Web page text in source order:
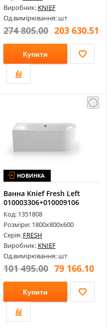
Виробник: KNIEF
Од.вимірювання: шт
274 805.00 203 630.51
Купити
НОВИНКА
Ванна Knief Fresh Left
010003306+010009106
1800х800х...
Код: 1351808
Розміри: 1800х800х600
Серія: FRESH
Виробник: KNIEF
Од.вимірювання: шт
101 495.00 79 166.10
Купити